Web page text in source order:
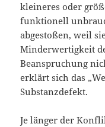
kleineres oder
funktionell
abgestoßen, weil
Minderwertigkeit
Beanspruchung
erklärt sich das
Substanzdefekt.
Je länger der